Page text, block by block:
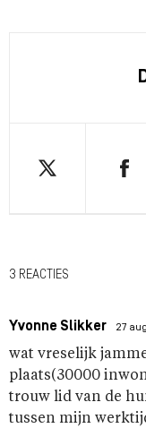
3 REACTIES
Yvonne Slikker 27
wat vreselijk
plaats(30000
trouw lid van de
tussen mijn